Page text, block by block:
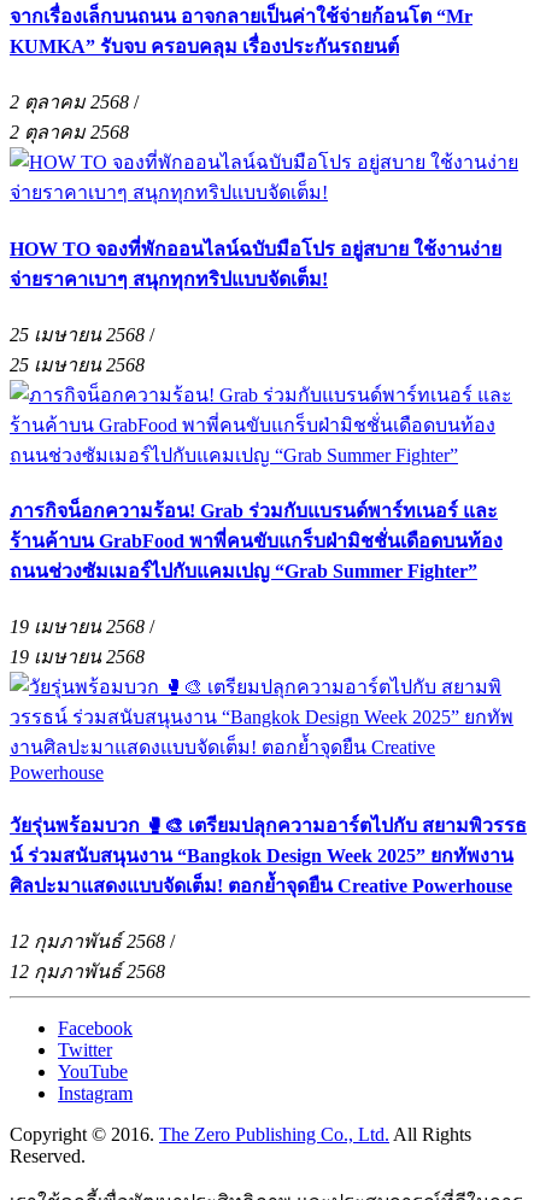
จากเรื่องเล็กบนถนน อาจกลายเป็นค่าใช้จ่ายก้อนโต “Mr
KUMKA” รับจบ ครอบคลุม เรื่องประกันรถยนต์
2 ตุลาคม 2568 /
2 ตุลาคม 2568
HOW TO จองที่พักออนไลน์ฉบับมือโปร อยู่สบาย ใช้งานง่าย
จ่ายราคาเบาๆ สนุกทุกทริปแบบจัดเต็ม!
25 เมษายน 2568 /
25 เมษายน 2568
ภารกิจน็อกความร้อน! Grab ร่วมกับแบรนด์พาร์ทเนอร์ และ
ร้านค้าบน GrabFood พาพี่คนขับแกร็บฝ่ามิชชั่นเดือดบนท้อง
ถนนช่วงซัมเมอร์ไปกับแคมเปญ “Grab Summer Fighter”
19 เมษายน 2568 /
19 เมษายน 2568
วัยรุ่นพร้อมบวก 🥊🎨 เตรียมปลุกความอาร์ตไปกับ สยามพิวรรธ
น์ ร่วมสนับสนุนงาน “Bangkok Design Week 2025” ยกทัพงาน
ศิลปะมาแสดงแบบจัดเต็ม! ตอกย้ำจุดยืน Creative Powerhouse
12 กุมภาพันธ์ 2568 /
12 กุมภาพันธ์ 2568
Facebook
Twitter
YouTube
Instagram
Copyright © 2016. The Zero Publishing Co., Ltd. All Rights
Reserved.